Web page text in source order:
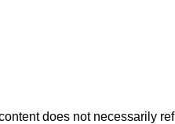
does not necessarily